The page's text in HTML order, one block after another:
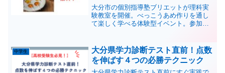
大分市の個別指導塾ブリエットが理科実
験教室を開催。べっこうあめ作りを通し
て楽しく学べる体験型イベント。参加費
中学生
大分県学力診断テスト直前！点数
を伸ばす４つの必勝テクニック